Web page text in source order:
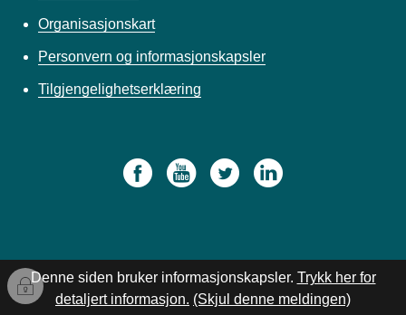
Organisasjonskart
Personvern og informasjonskapsler
Tilgjengelighetserklæring
I
Denne siden bruker informasjonskapsler. Trykk her for
detaljert informasjon. (Skjul denne meldingen)